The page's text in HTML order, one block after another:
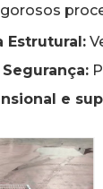
Estrutural:
e